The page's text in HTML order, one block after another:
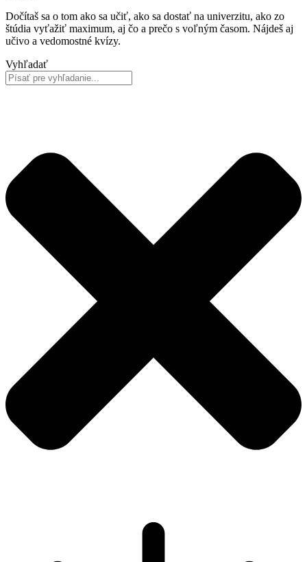
Dočítaš sa o tom ako sa učiť, ako sa dostať na univerzitu, ako zo
štúdia vyťažiť maximum, aj čo a prečo s voľným časom. Nájdeš aj
učivo a vedomostné kvízy.
Vyhľadať